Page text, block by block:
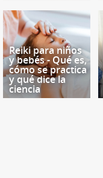
Reiki para niños
y bebés - Qué es,
cómo se practica
y qué dice la
ciencia